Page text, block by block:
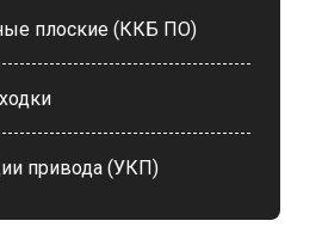
плоские (ККБ ПО)
привода (УКП)